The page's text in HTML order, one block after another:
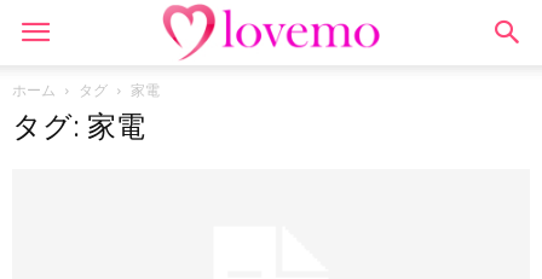
ホーム タグ 家電
タグ: 家電